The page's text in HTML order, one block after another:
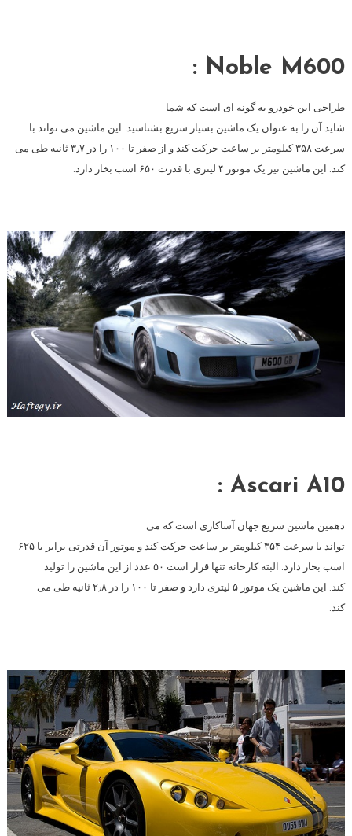
Noble M600 :
طراحی این خودرو به گونه ای است که شما
شاید آن را به عنوان یک ماشین بسیار سریع بشناسید. این ماشین می تواند با
سرعت ۳۵۸ کیلومتر بر ساعت حرکت کند و از صفر تا ۱۰۰ را در ۳٫۷ ثانیه طی می
کند. این ماشین نیز یک موتور ۴ لیتری با قدرت ۶۵۰ اسب بخار دارد.
Ascari A10 :
دهمین ماشین سریع جهان آساکاری است که می
تواند با سرعت ۳۵۴ کیلومتر بر ساعت حرکت کند و موتور آن قدرتی برابر با ۶۲۵
اسب بخار دارد. البته کارخانه تنها قرار است ۵۰ عدد از این ماشین را تولید
کند. این ماشین یک موتور ۵ لیتری دارد و صفر تا ۱۰۰ را در ۲٫۸ ثانیه طی می
کند.